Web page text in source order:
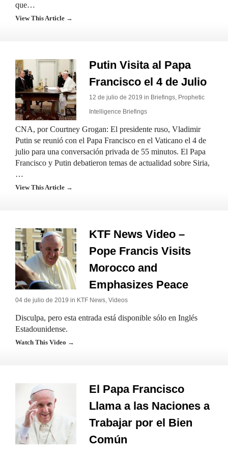
que…
View This Article →
Putin Visita al Papa
Francisco el 4 de Julio
12 de julio de 2019 in Briefings, Prophetic
Intelligence Briefings
CNA, por Courtney Grogan: El presidente ruso, Vladimir
Putin se reunió con el Papa Francisco en el Vaticano el 4 de
julio para una conversación privada de 55 minutos. El Papa
Francisco y Putin debatieron temas de actualidad sobre Siria,
…
View This Article →
KTF News Video –
Pope Francis Visits
Morocco and
Emphasizes Peace
04 de julio de 2019 in KTF News, Videos
Disculpa, pero esta entrada está disponible sólo en Inglés
Estadounidense.
Watch This Video →
El Papa Francisco
Llama a las Naciones a
Trabajar por el Bien
Común